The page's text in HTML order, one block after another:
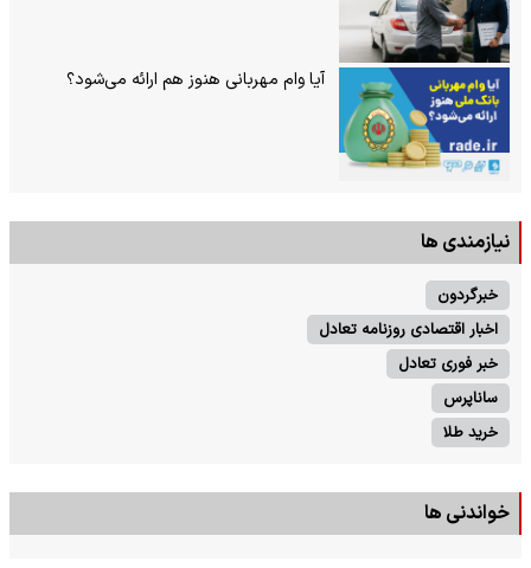
آیا وام مهربانی هنوز هم ارائه می‌شود؟
نیازمندی ها
خبرگردون
اخبار اقتصادی روزنامه تعادل
خبر فوری تعادل
ساناپرس
خرید طلا
خواندنی ها